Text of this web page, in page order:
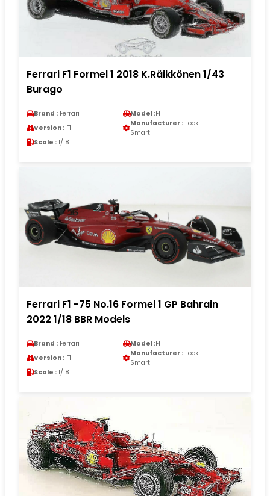
Ferrari F1 Formel 1 2018 K.Räikkönen 1/43
Burago
Brand : Ferrari Model :F1
Version : F1
Manufacturer : Look
Smart
Scale : 1/18
Ferrari F1 -75 No.16 Formel 1 GP Bahrain
2022 1/18 BBR Models
Brand : Ferrari Model :F1
Version : F1
Manufacturer : Look
Smart
Scale : 1/18